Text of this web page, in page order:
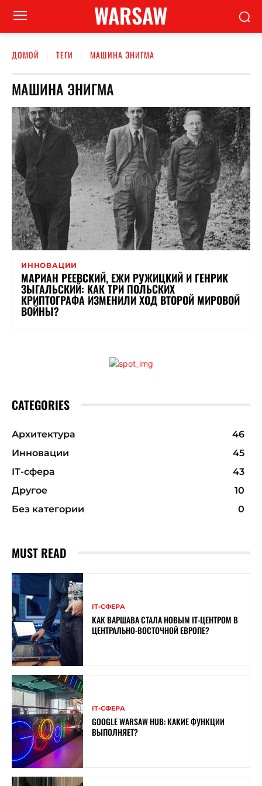
WARSAW
ДОМОЙ ТЕГИ МАШИНА ЭНИГМА
МАШИНА ЭНИГМА
ИННОВАЦИИ
МАРИАН РЕЕВСКИЙ, ЕЖИ РУЖИЦКИЙ И ГЕНРИК
ЗЫГАЛЬСКИЙ: КАК ТРИ ПОЛЬСКИХ
КРИПТОГРАФА ИЗМЕНИЛИ ХОД ВТОРОЙ МИРОВОЙ
ВОЙНЫ?
CATEGORIES
Архитектура
46
Инновации
45
ІТ-сфера
43
Другое
10
Без категории
0
MUST READ
ІТ-СФЕРА
КАК ВАРШАВА СТАЛА НОВЫМ IT-ЦЕНТРОМ В
ЦЕНТРАЛЬНО-ВОСТОЧНОЙ ЕВРОПЕ?
ІТ-СФЕРА
GOOGLE WARSAW HUB: КАКИЕ ФУНКЦИИ
ВЫПОЛНЯЕТ?